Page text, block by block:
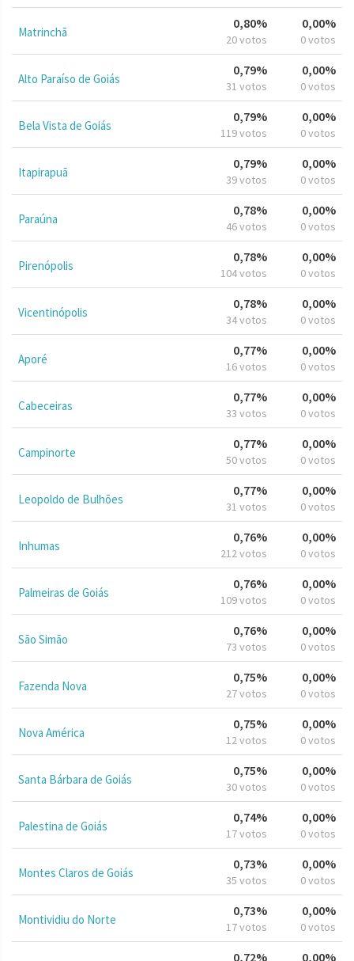
Matrinchã
0,80%
20 votos
0,00%
0 votos
Alto Paraíso de Goiás
0,79%
31 votos
0,00%
0 votos
Bela Vista de Goiás
0,79%
119 votos
0,00%
0 votos
Itapirapuã
0,79%
39 votos
0,00%
0 votos
Paraúna
0,78%
46 votos
0,00%
0 votos
Pirenópolis
0,78%
104 votos
0,00%
0 votos
Vicentinópolis
0,78%
34 votos
0,00%
0 votos
Aporé
0,77%
16 votos
0,00%
0 votos
Cabeceiras
0,77%
33 votos
0,00%
0 votos
Campinorte
0,77%
50 votos
0,00%
0 votos
Leopoldo de Bulhões
0,77%
31 votos
0,00%
0 votos
Inhumas
0,76%
212 votos
0,00%
0 votos
Palmeiras de Goiás
0,76%
109 votos
0,00%
0 votos
São Simão
0,76%
73 votos
0,00%
0 votos
Fazenda Nova
0,75%
27 votos
0,00%
0 votos
Nova América
0,75%
12 votos
0,00%
0 votos
Santa Bárbara de Goiás
0,75%
30 votos
0,00%
0 votos
Palestina de Goiás
0,74%
17 votos
0,00%
0 votos
Montes Claros de Goiás
0,73%
35 votos
0,00%
0 votos
Montividiu do Norte
0,73%
17 votos
0,00%
0 votos
0,72% 0,00%